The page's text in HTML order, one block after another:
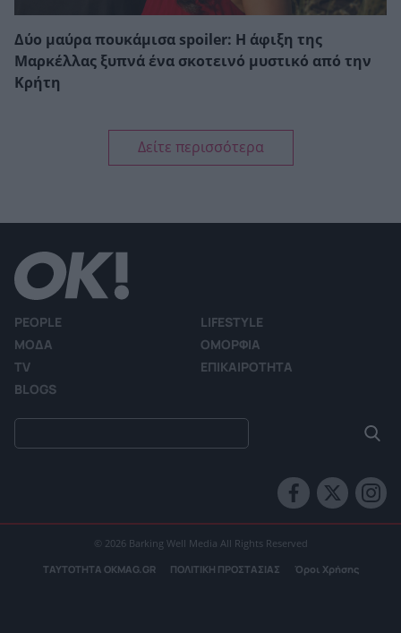
Δύο μαύρα πουκάμισα spoiler: Η άφιξη της
Μαρκέλλας ξυπνά ένα σκοτεινό μυστικό από την
Κρήτη
Δείτε περισσότερα
PEOPLE
LIFESTYLE
ΜΟΔΑ
ΟΜΟΡΦΙΑ
TV
ΕΠΙΚΑΙΡΟΤΗΤΑ
BLOGS
© 2026 Barking Well Media All Rights Reserved
ΤΑΥΤΟΤΗΤΑ OKMAG.GR ΠΟΛΙΤΙΚΗ ΠΡΟΣΤΑΣΙΑΣ Όροι Χρήσης